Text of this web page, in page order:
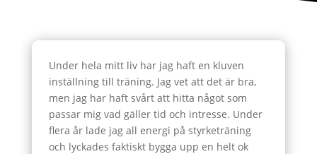
Under hela mitt liv har jag haft en kluven
inställning till träning. Jag vet att det är bra,
men jag har haft svårt att hitta något som
passar mig vad gäller tid och intresse. Under
flera år lade jag all energi på styrketräning
och lyckades faktiskt bygga upp en helt ok